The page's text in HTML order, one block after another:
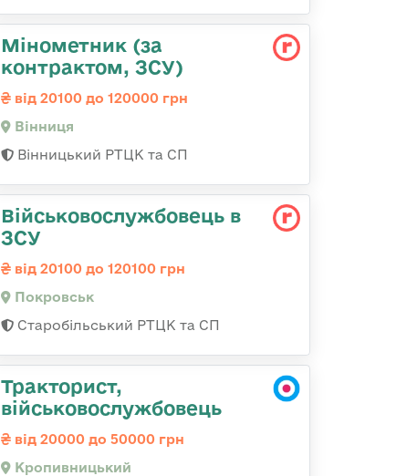
Мінометник (за
контрактом, ЗСУ)
від 20100 до 120000 грн
Вінниця
Вінницький РТЦК та СП
Військовослужбовець в
ЗСУ
від 20100 до 120100 грн
Покровськ
Старобільський РТЦК та СП
Тракторист,
військовослужбовець
від 20000 до 50000 грн
Кропивницький